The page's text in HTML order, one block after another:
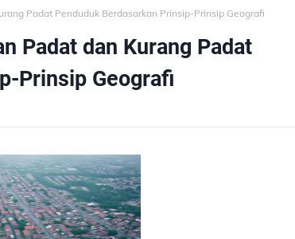
Padat Penduduk Berdasarkan Prinsip-Prinsip Geografi
Padat dan Kurang Padat
Prinsip Geografi